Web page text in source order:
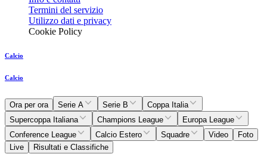
Termini del servizio
Utilizzo dati e privacy
Cookie Policy
Calcio
Calcio
Ora per ora Serie A Serie B
Coppa Italia
Supercoppa Italiana
Champions League
Europa League
Conference League
Calcio Estero Squadre Video
Foto
Live
Risultati e Classifiche